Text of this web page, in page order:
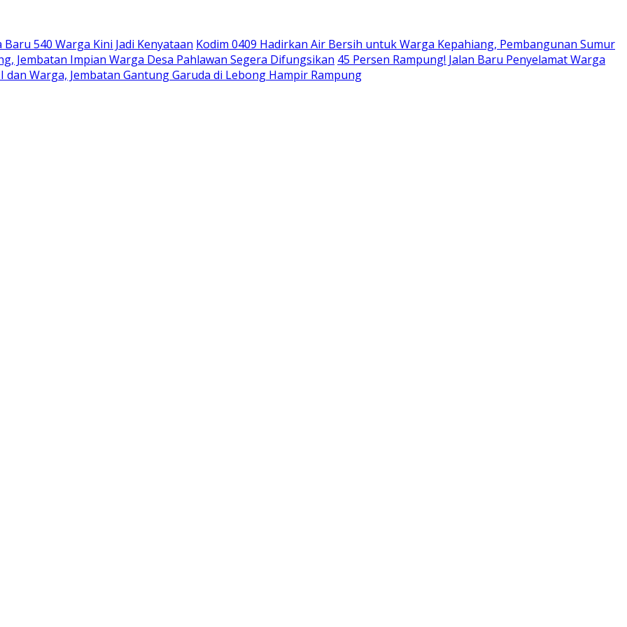
540 Warga Kini Jadi Kenyataan Kodim 0409 Hadirkan Air Bersih untuk Warga Kepahiang, Pembangunan Sumur
Jembatan Impian Warga Desa Pahlawan Segera Difungsikan 45 Persen Rampung! Jalan Baru Penyelamat Warga
dan Warga, Jembatan Gantung Garuda di Lebong Hampir Rampung